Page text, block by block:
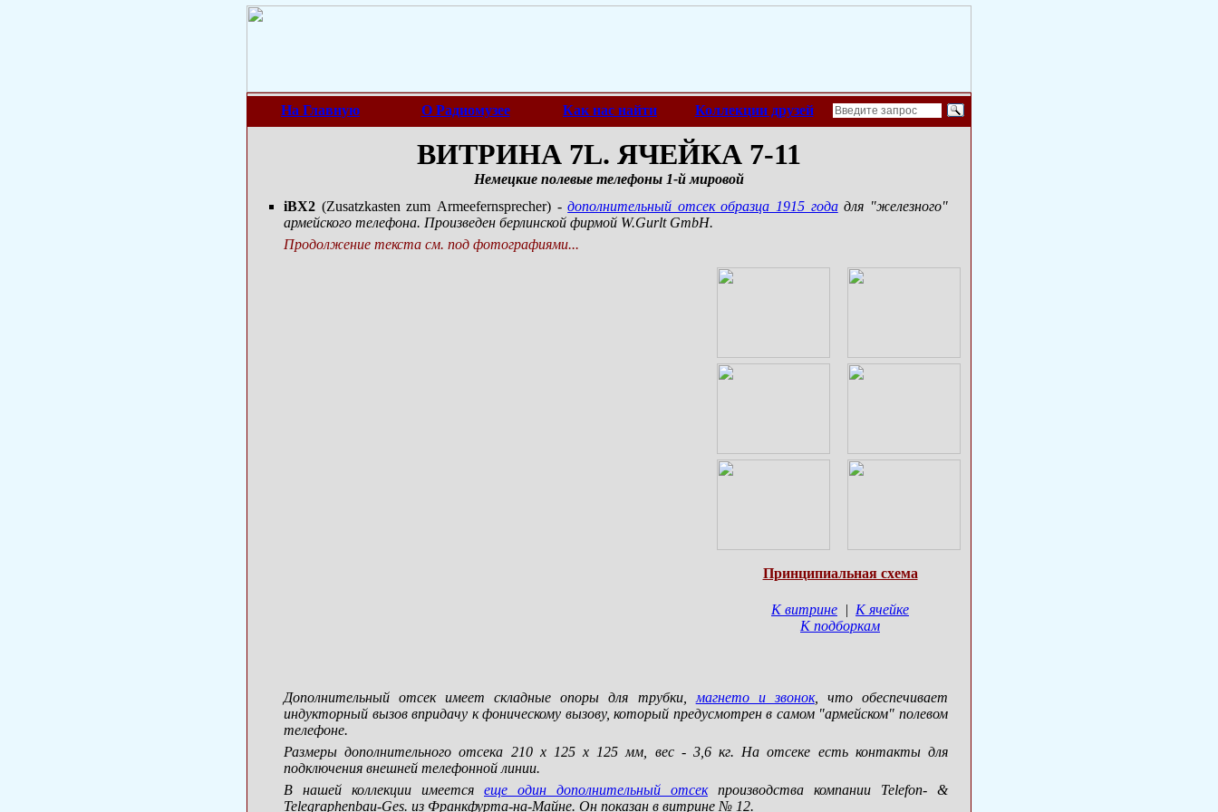
На Главную О Радиомузее Как нас найти Коллекции друзей
ВИТРИНА 7L. ЯЧЕЙКА 7-11
Немецкие полевые телефоны 1-й мировой
iBX2 (Zusatzkasten zum Armeefernsprecher) -дополнительный отсек образца 1915 годадля "железного"
армейского телефона. Произведен берлинской фирмой W.Gurlt GmbH.
Продолжение текста см. под фотографиями...
Принципиальная схема
К витрине | К ячейке
К подборкам
Дополнительный отсек имеет складные опоры для трубки, магнето и звонок, что обеспечивает
индукторный вызов впридачу к фоническому вызову, который предусмотрен в самом "армейском" полевом
телефоне.
Размеры дополнительного отсека 210 х 125 х 125 мм, вес - 3,6 кг. На отсеке есть контакты для
подключения внешней телефонной линии.
В нашей коллекции имеется еще один дополнительный отсекпроизводства компании Telefon- &
Telegraphenbau-Ges. из Франкфурта-на-Майне. Он показан в витрине № 12.